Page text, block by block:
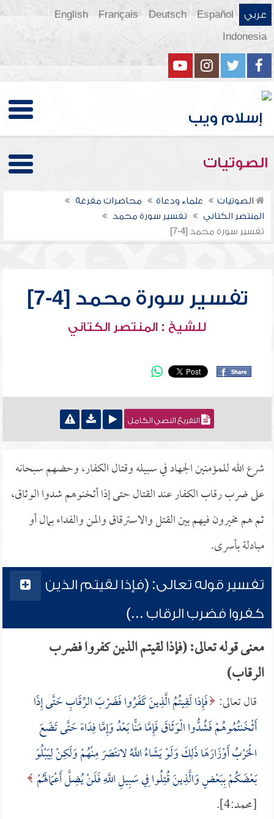
عربي Español
Deutsch
Français
English
Indonesia
الصوتيات
الصوتيات علماء ودعاة
محاضرات مفرغة
المنتصر الكتاني
تفسير سورة محمد
تفسير سورة محمد [4-7]
تفسير سورة محمد [4-7]
للشيخ : المنتصر الكتاني
التفريغ النصي الكامل
شرع الله للمؤمنين الجهاد في سبيله وقتال الكفار، وحضهم سبحانه
على ضرب رقاب الكفار عند القتال حتى إذا أثخنوهم شدوا الوثاق،
ثم هم مخيرون فيهم بين القتل والاسترقاق والمن والفداء بمال أو
مبادلة بأسرى.
تفسير قوله تعالى: (فإذا لقيتم الذين
كفروا فضرب الرقاب ...)
معنى قوله تعالى: (فإذا لقيتم الذين كفروا فضرب
الرقاب)
قال تعالى: فَإِذا لَقِيتُمُ الَّذِينَ كَفَرُوا فَضَرْبَ الرِّقَابِ حَتَّى إِذَا
أَثْخَنتُمُوهُمْ فَشُدُّوا الْوَثَاقَ فَإِمَّا مَنًّا بَعْدُ وَإِمَّا فِدَاءً حَتَّى تَضَعَ
الْحَرْبُ أَوْزَارَهَا ذَلِكَ وَلَوْ يَشَاءُ اللَّهُ لانتَصَرَ مِنْهُمْ وَلَكِنْ لِيَبْلُوَ
بَعْضَكُمْ بِبَعْضٍ وَالَّذِينَ قُتِلُوا فِي سَبِيلِ اللَّهِ فَلَنْ يُضِلَّ أَعْمَالَهُمْ
[محمد:4].